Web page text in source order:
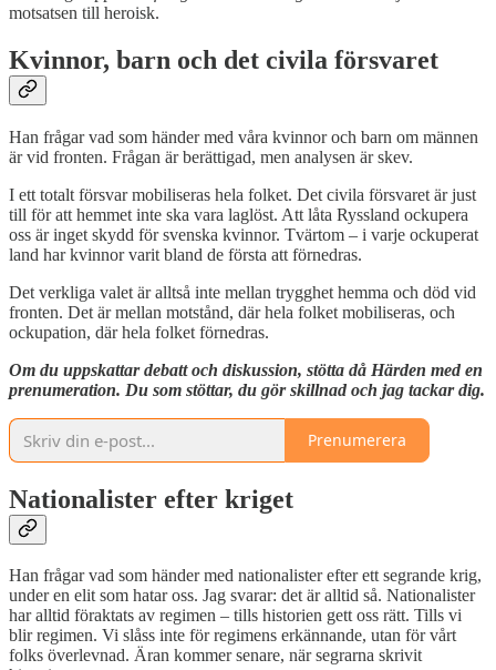
motsatsen till heroisk.
Kvinnor, barn och det civila försvaret
Han frågar vad som händer med våra kvinnor och barn om männen
är vid fronten. Frågan är berättigad, men analysen är skev.
I ett totalt försvar mobiliseras hela folket. Det civila försvaret är just
till för att hemmet inte ska vara laglöst. Att låta Ryssland ockupera
oss är inget skydd för svenska kvinnor. Tvärtom – i varje ockuperat
land har kvinnor varit bland de första att förnedras.
Det verkliga valet är alltså inte mellan trygghet hemma och död vid
fronten. Det är mellan motstånd, där hela folket mobiliseras, och
ockupation, där hela folket förnedras.
Om du uppskattar debatt och diskussion, stötta då Härden med en
prenumeration. Du som stöttar, du gör skillnad och jag tackar dig.
Prenumerera
Nationalister efter kriget
Han frågar vad som händer med nationalister efter ett segrande krig,
under en elit som hatar oss. Jag svarar: det är alltid så. Nationalister
har alltid föraktats av regimen – tills historien gett oss rätt. Tills vi
blir regimen. Vi slåss inte för regimens erkännande, utan för vårt
folks överlevnad. Äran kommer senare, när segrarna skrivit